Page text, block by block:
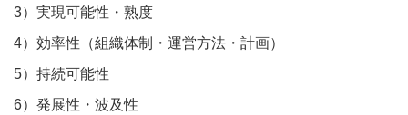
3）実現可能性・熟度
4）効率性（組織体制・運営方法・計画）
5）持続可能性
6）発展性・波及性